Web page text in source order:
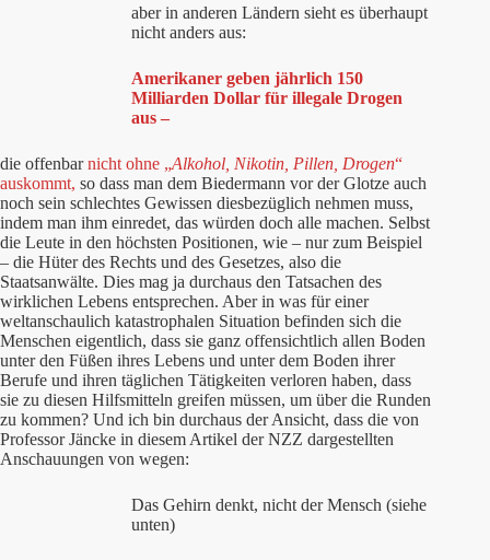
aber in anderen Ländern sieht es überhaupt
nicht anders aus:
Amerikaner geben jährlich 150
Milliarden Dollar für illegale Drogen
aus –
die offenbarnicht ohne „Alkohol, Nikotin, Pillen, Drogen“
auskommt, so dass man dem Biedermann vor der Glotze auch
noch sein schlechtes Gewissen diesbezüglich nehmen muss,
indem man ihm einredet, das würden doch alle machen. Selbst
die Leute in den höchsten Positionen, wie – nur zum Beispiel
– die Hüter des Rechts und des Gesetzes, also die
Staatsanwälte. Dies mag ja durchaus den Tatsachen des
wirklichen Lebens entsprechen. Aber in was für einer
weltanschaulich katastrophalen Situation befinden sich die
Menschen eigentlich, dass sie ganz offensichtlich allen Boden
unter den Füßen ihres Lebens und unter dem Boden ihrer
Berufe und ihren täglichen Tätigkeiten verloren haben, dass
sie zu diesen Hilfsmitteln greifen müssen, um über die Runden
zu kommen? Und ich bin durchaus der Ansicht, dass die von
Professor Jäncke in diesem Artikel der NZZ dargestellten
Anschauungen von wegen:
Das Gehirn denkt, nicht der Mensch (siehe
unten)